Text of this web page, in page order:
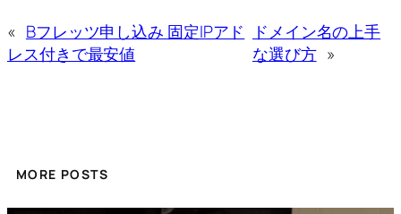
« Bフレッツ申し込み 固定IPアド
レス付きで最安値
ドメイン名の上手
な選び方 »
MORE POSTS